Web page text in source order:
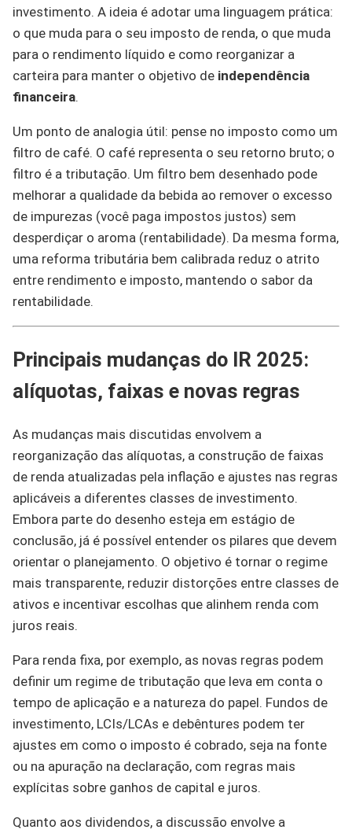
investimento. A ideia é adotar uma linguagem prática:
o que muda para o seu imposto de renda, o que muda
para o rendimento líquido e como reorganizar a
carteira para manter o objetivo de independência
financeira.
Um ponto de analogia útil: pense no imposto como um
filtro de café. O café representa o seu retorno bruto; o
filtro é a tributação. Um filtro bem desenhado pode
melhorar a qualidade da bebida ao remover o excesso
de impurezas (você paga impostos justos) sem
desperdiçar o aroma (rentabilidade). Da mesma forma,
uma reforma tributária bem calibrada reduz o atrito
entre rendimento e imposto, mantendo o sabor da
rentabilidade.
Principais mudanças do IR 2025:
alíquotas, faixas e novas regras
As mudanças mais discutidas envolvem a
reorganização das alíquotas, a construção de faixas
de renda atualizadas pela inflação e ajustes nas regras
aplicáveis a diferentes classes de investimento.
Embora parte do desenho esteja em estágio de
conclusão, já é possível entender os pilares que devem
orientar o planejamento. O objetivo é tornar o regime
mais transparente, reduzir distorções entre classes de
ativos e incentivar escolhas que alinhem renda com
juros reais.
Para renda fixa, por exemplo, as novas regras podem
definir um regime de tributação que leva em conta o
tempo de aplicação e a natureza do papel. Fundos de
investimento, LCIs/LCAs e debêntures podem ter
ajustes em como o imposto é cobrado, seja na fonte
ou na apuração na declaração, com regras mais
explícitas sobre ganhos de capital e juros.
Quanto aos dividendos, a discussão envolve a